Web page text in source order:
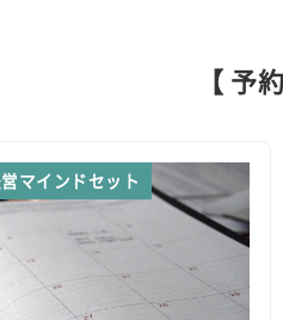
【 予
マインドセット